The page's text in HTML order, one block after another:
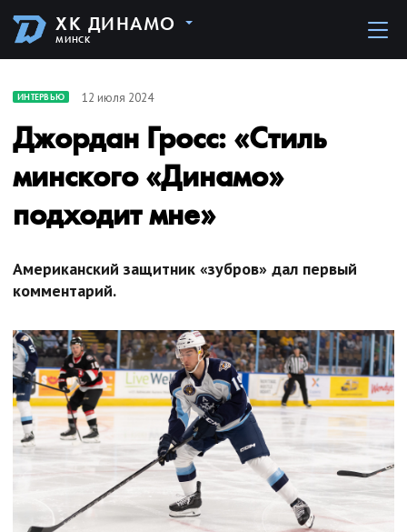
ХК ДИНАМО
МИНСК
ИНТЕРВЬЮ 12 июля 2024
Джордан Гросс: «Стиль
минского «Динамо»
подходит мне»
Американский защитник «зубров» дал первый
комментарий.